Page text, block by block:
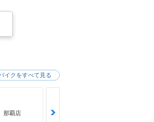
那覇店
イクをすべて見る